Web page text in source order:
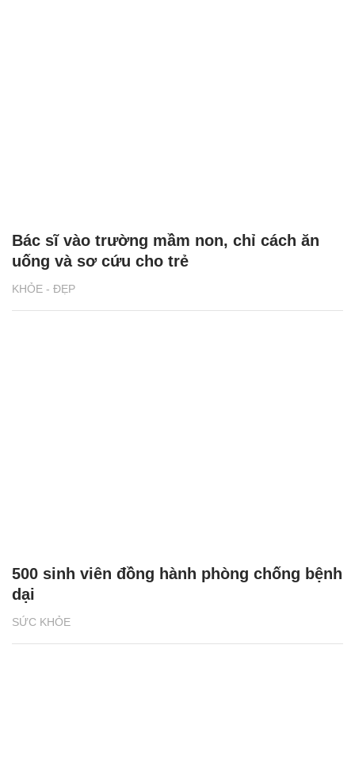
KHỎE - ĐẸP
Bác sĩ vào trường mầm non, chỉ cách ăn
uống và sơ cứu cho trẻ
SỨC KHỎE
500 sinh viên đồng hành phòng chống bệnh
dại